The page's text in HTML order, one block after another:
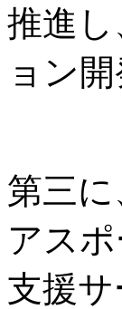
推進
ョン
第三
アス
支援